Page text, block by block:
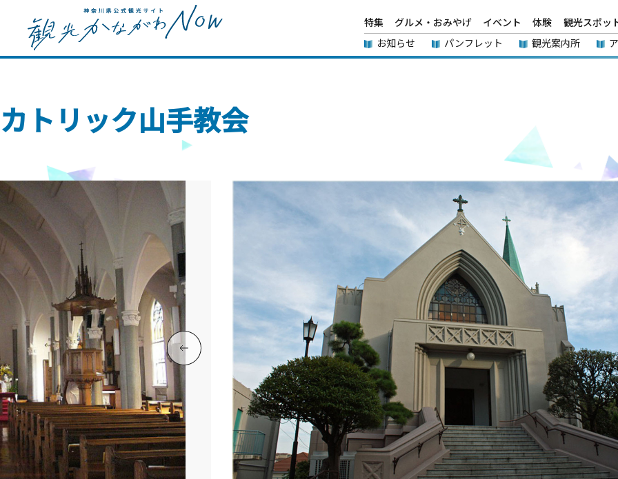
特集 グルメ・おみやげ イベント 体験
観光スポッ
お知らせ
パンフレット 観光案内所
カトリック山手教会